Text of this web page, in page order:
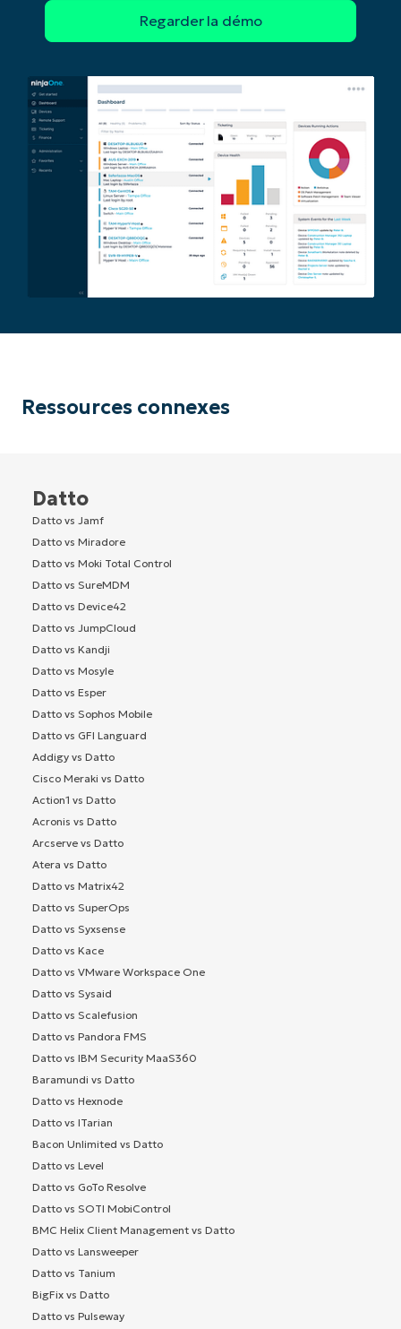
Ressources connexes
Datto
Datto vs Jamf
Datto vs Miradore
Datto vs Moki Total Control
Datto vs SureMDM
Datto vs Device42
Datto vs JumpCloud
Datto vs Kandji
Datto vs Mosyle
Datto vs Esper
Datto vs Sophos Mobile
Datto vs GFI Languard
Addigy vs Datto
Cisco Meraki vs Datto
Action1 vs Datto
Acronis vs Datto
Arcserve vs Datto
Atera vs Datto
Datto vs Matrix42
Datto vs SuperOps
Datto vs Syxsense
Datto vs Kace
Datto vs VMware Workspace One
Datto vs Sysaid
Datto vs Scalefusion
Datto vs Pandora FMS
Datto vs IBM Security MaaS360
Baramundi vs Datto
Datto vs Hexnode
Datto vs ITarian
Bacon Unlimited vs Datto
Datto vs Level
Datto vs GoTo Resolve
Datto vs SOTI MobiControl
BMC Helix Client Management vs Datto
Datto vs Lansweeper
Datto vs Tanium
BigFix vs Datto
Datto vs Pulseway